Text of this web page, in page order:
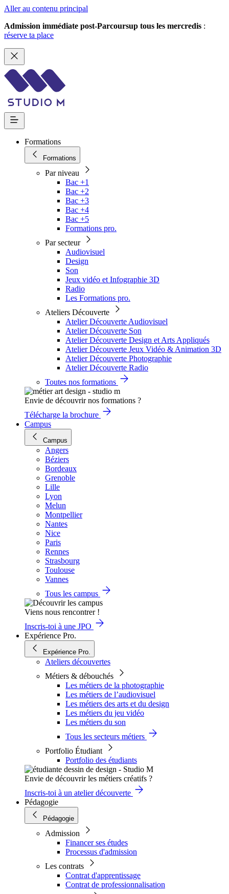
Aller au contenu principal
Admission immédiate post-Parcoursup tous les mercredis :
réserve ta place
Formations
Formations
Par niveau
Bac +1
Bac +2
Bac +3
Bac +4
Bac +5
Formations pro.
Par secteur
Audiovisuel
Design
Son
Jeux vidéo et Infographie 3D
Radio
Les Formations pro.
Ateliers Découverte
Atelier Découverte Audiovisuel
Atelier Découverte Son
Atelier Découverte Design et Arts Appliqués
Atelier Découverte Jeux Vidéo & Animation 3D
Atelier Découverte Photographie
Atelier Découverte Radio
Toutes nos formations
Envie de découvrir nos formations ?
Télécharge la brochure
Campus
Campus
Angers
Béziers
Bordeaux
Grenoble
Lille
Lyon
Melun
Montpellier
Nantes
Nice
Paris
Rennes
Strasbourg
Toulouse
Vannes
Tous les campus
Viens nous rencontrer !
Inscris-toi à une JPO
Expérience Pro.
Expérience Pro.
Ateliers découvertes
Métiers & débouchés
Les métiers de la photographie
Les métiers de l’audiovisuel
Les métiers des arts et du design
Les métiers du jeu vidéo
Les métiers du son
Tous les secteurs métiers
Portfolio Étudiant
Portfolio des étudiants
Envie de découvrir les métiers créatifs ?
Inscris-toi à un atelier découverte
Pédagogie
Pédagogie
Admission
Financer ses études
Processus d'admission
Les contrats
Contrat d'apprentissage
Contrat de professionnalisation